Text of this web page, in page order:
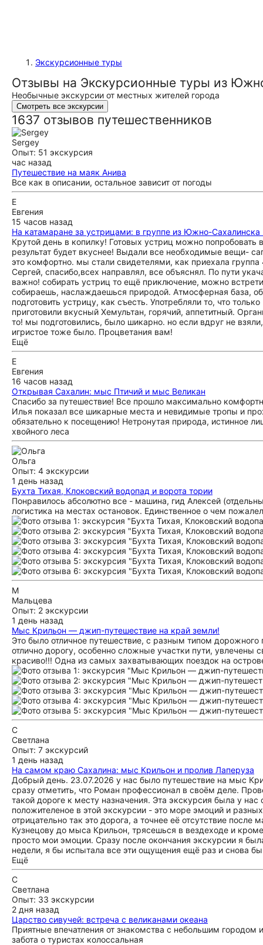
Экскурсионные туры
Отзывы на Экскурсионные туры из
Необычные экскурсии от местных жителей города
Смотреть все экскурсии
1637 отзывов путешественников
Sergey
Опыт: 51 экскурсия
час назад
Путешествие на маяк Анива
Все как в описании, остальное зависит от погоды
Е
Евгения
15 часов назад
На катамаране за устрицами: в группе из Южно-Сахалинска
Крутой день в копилку! Готовых устриц можно попробовать
результат будет вкуснее! Выдали все необходимые вещи-
это комфортно. мы стали свидетелями, как приехала
Сергей, спасибо,всех направлял, все объяснял. По пути
важно! собирать устриц то ещё приключение, можно
собираешь, наслаждаешься природой. Атмосферная база,
подготовить устрицу, как съесть. Употребляли то, что
приготовили вкусный Хемультан, горячий, аппетитный.
то! мы подготовились, было шикарно. но если вдруг не
игристое тоже было. Процветания вам!
Ещё
Е
Евгения
16 часов назад
Открывая Сахалин: мыс Птичий и мыс Великан
Спасибо за путешествие! Все прошло максимально
Илья показал все шикарные места и невидимые тропы и
обязательно к посещению! Нетронутая природа, истинное
хвойного леса
Ольга
Опыт: 4 экскурсии
1 день назад
Бухта Тихая, Клоковский водопад и ворота тории
Понравилось абсолютно все - машина, гид Алексей
логистика на местах остановок. Единственное о чем
М
Мальцева
Опыт: 2 экскурсии
1 день назад
Мыс Крильон — джип-путешествие на край земли!
Это было отличное путешествие, с разным типом
отлично дорогу, особенно сложные участки пути,
красиво!!! Одна из самых захватывающих поездок на
С
Светлана
Опыт: 7 экскурсий
1 день назад
На самом краю Сахалина: мыс Крильон и пролив Лаперуза
Добрый день. 23.07.2026 у нас было путешествие на мыс
сразу отметить, что Роман профессионал в своём деле.
такой дороге к месту назначения. Эта экскурсия была у
положителеное в этой экскурсии - это море эмоций и
отрицательно так это дорога, а точнее её отсутствие
Кузнецову до мыса Крильон, трясешься в вездеходе и
просто мои эмоции. Сразу после окончания экскурсии я
недели, я бы испытала все эти ощущения ещё раз и снова
Ещё
С
Светлана
Опыт: 33 экскурсии
2 дня назад
Царство сивучей: встреча с великанами океана
Приятные впечатления от знакомства с небольшим
забота о туристах колоссальная